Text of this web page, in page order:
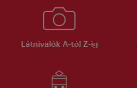
Látnivalók A-tól Z-ig